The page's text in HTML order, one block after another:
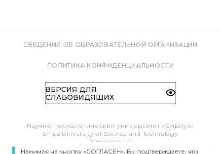
СВЕДЕНИЯ ОБ ОБРАЗОВАТЕЛЬНОЙ ОРГАНИЗАЦИИ
ПОЛИТИКА КОНФИДЕНЦИАЛЬНОСТИ
ВЕРСИЯ ДЛЯ
СЛАБОВИДЯЩИХ
Научно-технологический университет «Сириус»
Sirius University of Science and Technology
Учредитель:
Образовательный Фонд «Талант и успех»
Нажимая на кнопку «СОГЛАСЕН», Вы подтверждаете, что